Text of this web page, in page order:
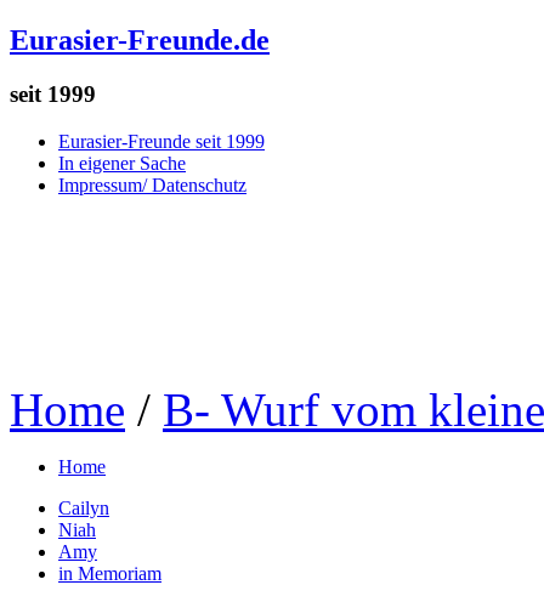
Eurasier-Freunde.de
seit 1999
Eurasier-Freunde seit 1999
In eigener Sache
Impressum/ Datenschutz
Home / B- Wurf vom
Home
Cailyn
Niah
Amy
in Memoriam